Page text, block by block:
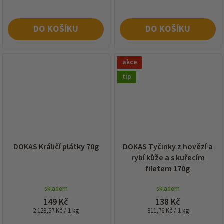
DO KOŠÍKU DO KOŠÍKU
DOKAS Králičí plátky 70g
skladem
149 Kč
Měrná
2 128,57 Kč / 1 kg
akce
tip
DOKAS Tyčinky z hovězí a
rybí kůže a s kuřecím
filetem 170g
skladem
138 Kč
Měrná
811,76 Kč / 1 kg